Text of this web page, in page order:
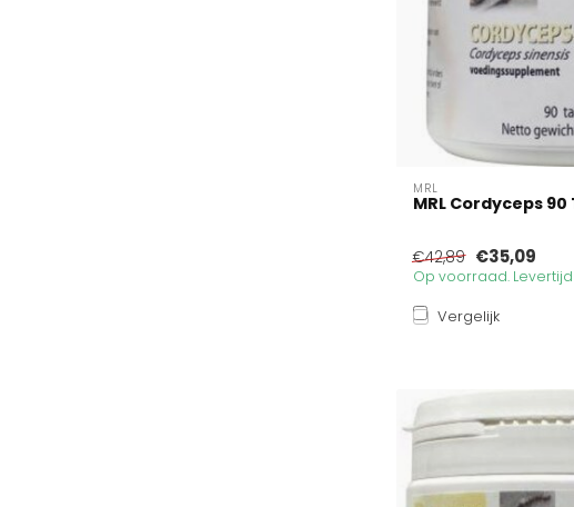
MRL
MRL Cordyceps
€42,89 €35,09
Op voorraad.
Vergelijk